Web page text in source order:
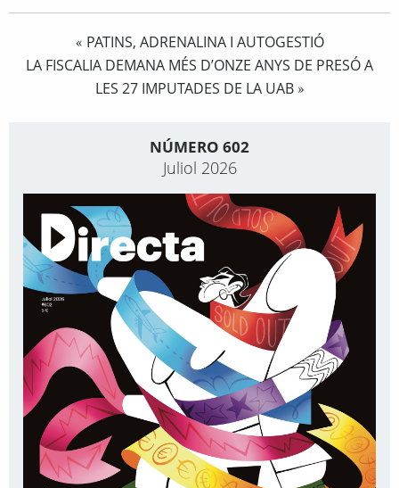
« PATINS, ADRENALINA I AUTOGESTIÓ
LA FISCALIA DEMANA MÉS D’ONZE ANYS DE PRESÓ A
LES 27 IMPUTADES DE LA UAB»
NÚMERO 602
Juliol 2026